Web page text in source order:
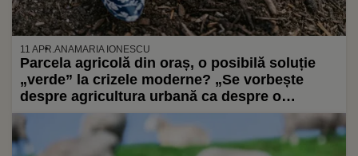
11 APR.ANAMARIA IONESCU
Parcela agricolă din oraș, o posibilă soluție
„verde” la crizele moderne? „Se vorbește
despre agricultura urbană ca despre o
revoluție, dar, de fapt, este mai mult o
adaptare, o evoluție a ceva ce a existat
dintotdeauna”